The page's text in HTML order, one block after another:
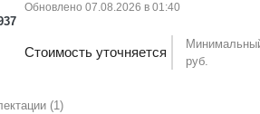
Обновлено 07.08.2026 в 01:40
Стоимость уточняется
руб.
(1)